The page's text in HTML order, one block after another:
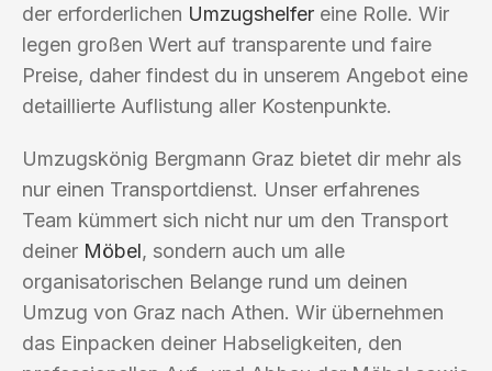
der erforderlichen Umzugshelfer eine Rolle. Wir
legen großen Wert auf transparente und faire
Preise, daher findest du in unserem Angebot eine
detaillierte Auflistung aller Kostenpunkte.
Umzugskönig Bergmann Graz bietet dir mehr als
nur einen Transportdienst. Unser erfahrenes
Team kümmert sich nicht nur um den Transport
deiner Möbel, sondern auch um alle
organisatorischen Belange rund um deinen
Umzug von Graz nach Athen. Wir übernehmen
das Einpacken deiner Habseligkeiten, den